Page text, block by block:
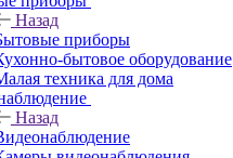
Назад
приборы
бытовое оборудование
техника для дома
Назад